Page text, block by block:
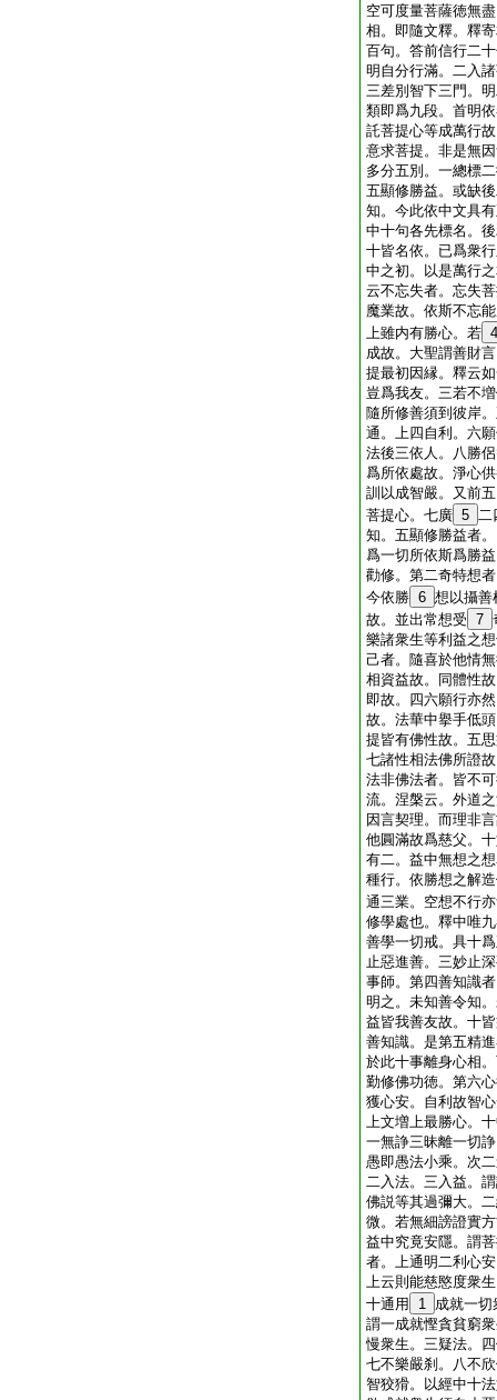
空可度量菩薩徳無
相。即隨文釋。釋
百句。答前信行二
明自分行滿。二入
三差別智下三門。
類即爲九段。首明
託菩提心等成萬行
意求菩提。非是無
多分五別。一總標
五顯修勝益。或缺
知。今此依中文具
中十句各先標名。
十皆名依。已爲衆
中之初。以是萬行
云不忘失者。忘失
魔業故。依斯不忘
上雖内有勝心。若 4
成故。大聖謂善財
提最初因縁。釋云
豈爲我友。三若不
隨所修善須到彼岸
通。上四自利。六
法後三依人。八勝
爲所依處故。淨心
訓以成智嚴。又前
菩提心。七廣 5 二
知。五顯修勝益者
爲一切所依斯爲勝
勸修。第二奇特想
今依勝 6 想以攝善
故。並出常想受 7
樂諸衆生等利益之
己者。隨喜於他情
相資益故。同體性
即故。四六願行亦
故。法華中擧手低
提皆有佛性故。五
七諸性相法佛所證
法非佛法者。皆不
流。涅槃云。外道
因言契理。而理非
他圓滿故爲慈父。
有二。益中無想之
種行。依勝想之解
通三業。空想不行
修學處也。釋中唯
善學一切戒。具十
止惡進善。三妙止
事師。第四善知識
明之。未知善令知
益皆我善友故。十
善知識。是第五精
於此十事離身心相
勤修佛功徳。第六
獲心安。自利故智
上文増上最勝心。
一無諍三昧離一切
愚即愚法小乘。次
二入法。三入益。
佛説等其過彌大。
微。若無細謗證實
益中究竟安隱。謂
者。上通明二利心
上云則能慈愍度衆
十通用
1 成就一
謂一成就慳貪貧窮
慢衆生。三疑法。
七不樂嚴刹。八不
智狡猾。以經中十